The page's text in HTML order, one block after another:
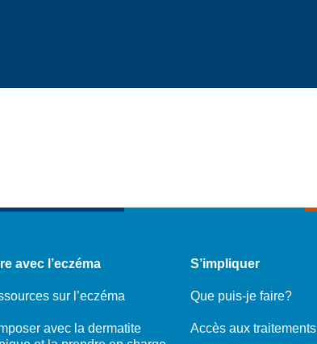
avec l’eczéma
sur l’eczéma
avec la dermatite
S’impliquer
Que puis-je faire?
Accès aux traitements